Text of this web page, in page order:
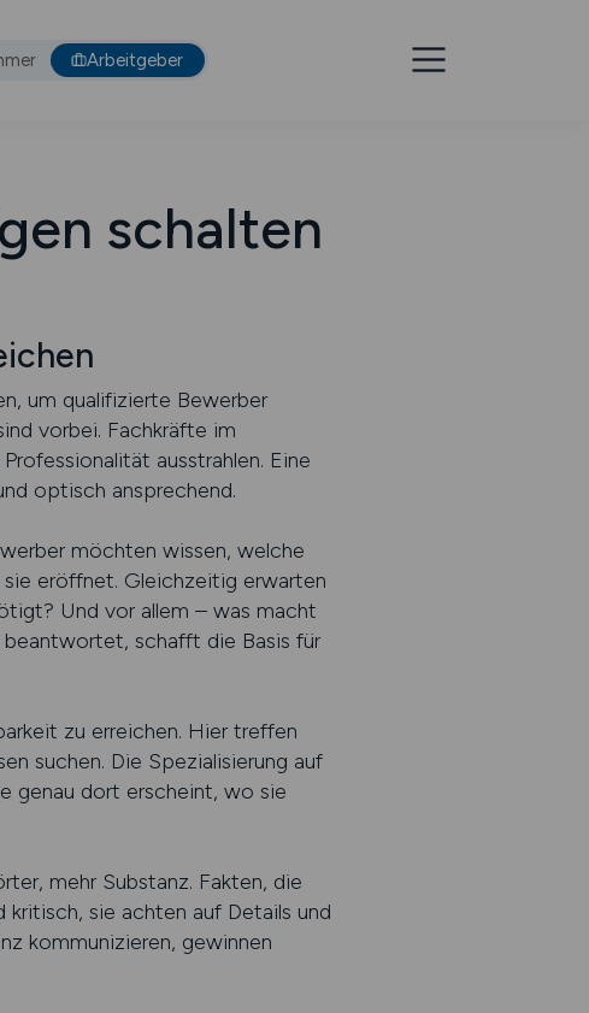
Arbeitgeber
schalten
um qualifizierte Bewerber
vorbei. Fachkräfte im
ausstrahlen. Eine
optisch ansprechend.
möchten wissen, welche
eröffnet. Gleichzeitig erwarten
Und vor allem – was macht
beantwortet, schafft die Basis für
zu erreichen. Hier treffen
suchen. Die Spezialisierung auf
genau dort erscheint, wo sie
mehr Substanz. Fakten, die
kritisch, sie achten auf Details und
kommunizieren, gewinnen